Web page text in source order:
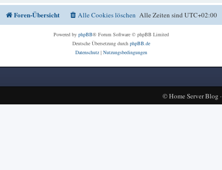
Foren-Übersicht Alle Zeiten sindUTC+02:00
Alle Cookies löschen
Powered by phpBB® Forum Software © phpBB Limited
Deutsche Übersetzung durch phpBB.de
Datenschutz| Nutzungsbedingungen
©Home Server Blog